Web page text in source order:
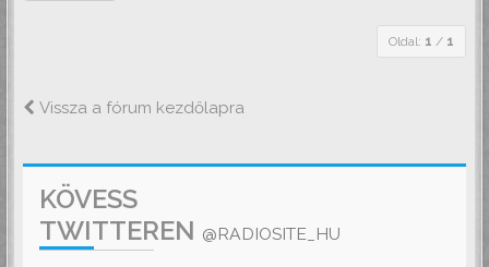
Oldal: 1 / 1
Vissza a fórum kezdőlapra
KÖVESS
TWITTEREN @RADIOSITE_HU